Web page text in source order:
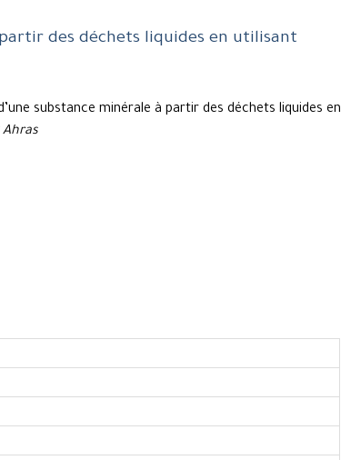
des déchets liquides en utilisant
substance minérale à partir des déchets liquides en
Ahras